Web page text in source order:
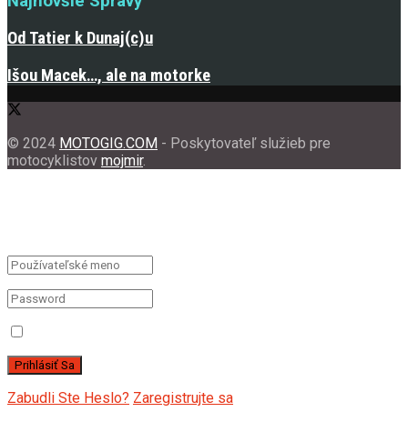
Od Tatier k Dunaj(c)u
Išou Macek…, ale na motorke
© 2024 MOTOGIG.COM - Poskytovateľ služieb pre
motocyklistov mojmir.
Zabudli Ste Heslo? Zaregistrujte sa